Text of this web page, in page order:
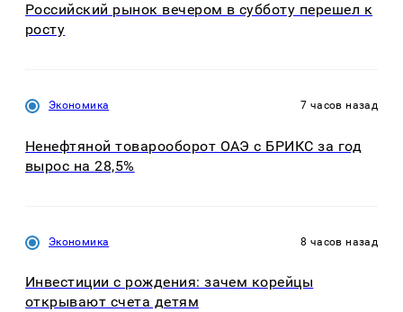
Российский рынок вечером в субботу перешел к
росту
Экономика 7 часов назад
Ненефтяной товарооборот ОАЭ с БРИКС за год
вырос на 28,5%
Экономика 8 часов назад
Инвестиции с рождения: зачем корейцы
открывают счета детям